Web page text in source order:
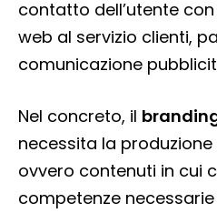
contatto dell’utente con
web al servizio clienti,
comunicazione
Nel concreto, il
necessita la produzione
ovvero contenuti in cui
competenze